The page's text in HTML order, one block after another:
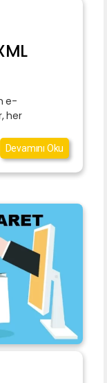
e-
her
Devamını Oku